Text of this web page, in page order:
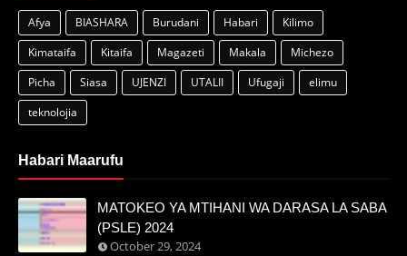
Afya BIASHARA Burudani Habari
Kilimo
Kimataifa
Kitaifa Magazeti Makala
Michezo
Picha
Siasa UJENZI UTALII Ufugaji
elimu
teknolojia
Habari Maarufu
MATOKEO YA MTIHANI WA DARASA LA SABA
(PSLE) 2024
October 29, 2024